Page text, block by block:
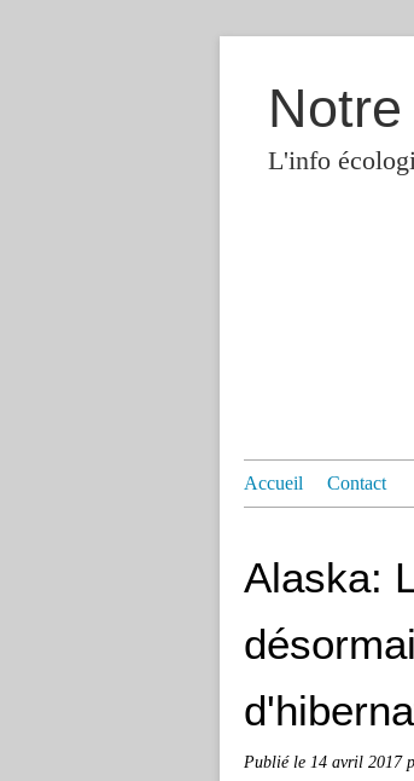
Notre
L'info
Accueil Contact
Alaska:
Publié le 14 avril 2017